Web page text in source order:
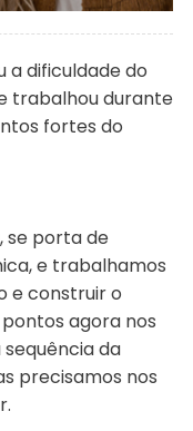
a dificuldade do
trabalhou durante
fortes do
se porta de
e trabalhamos
e construir o
agora nos
da
precisamos nos